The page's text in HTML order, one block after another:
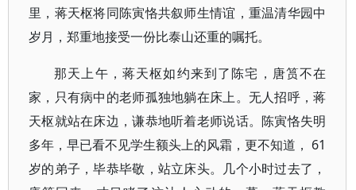
里，蒋天枢将同陈寅恪共叙师生情谊，重温清华园中
岁月，郑重地接受一份比泰山还重的嘱托。
那天上午，蒋天枢如约来到了陈宅，唐筼不在
家，只有病中的老师孤独地躺在床上。无人招呼，蒋
天枢就站在床边，谦恭地听着老师说话。陈寅恪失明
多年，早已看不见学生额头上的风霜，更不知道， 61
岁的弟子，毕恭毕敬，站立床头。几个小时过去了，